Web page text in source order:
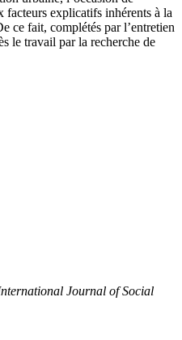
facteurs explicatifs inhérents à la
ce fait, complétés par l’entretien
le travail par la recherche de
Journal of Social